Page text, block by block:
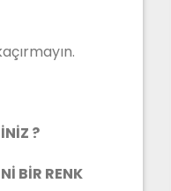
?
BİR RENK